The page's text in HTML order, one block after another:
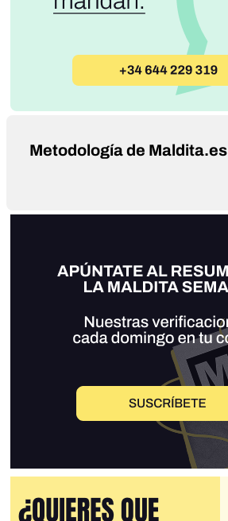
Metodología de Maldita.es